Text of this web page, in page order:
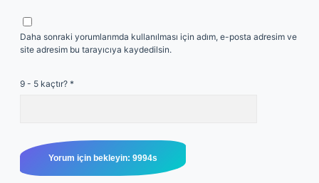
Daha sonraki yorumlarımda kullanılması için adım, e-posta adresim ve
site adresim bu tarayıcıya kaydedilsin.
9 - 5 kaçtır? *